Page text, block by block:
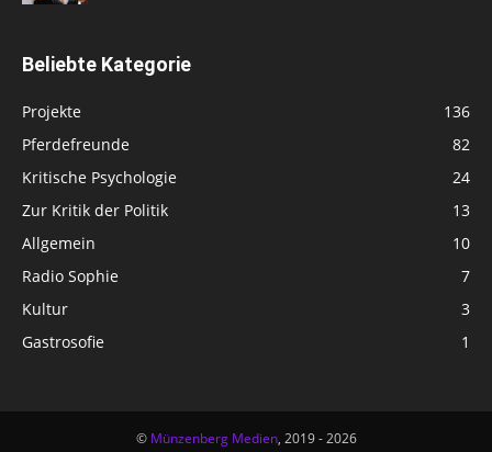
Beliebte Kategorie
Projekte
136
Pferdefreunde
82
Kritische Psychologie
24
Zur Kritik der Politik
13
Allgemein
10
Radio Sophie
7
Kultur
3
Gastrosofie
1
© Münzenberg Medien, 2019 - 2026